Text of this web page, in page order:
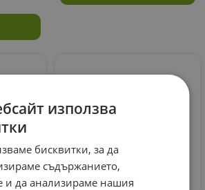
използва
бисквитки, за да
съдържанието,
и да анализираме нашия